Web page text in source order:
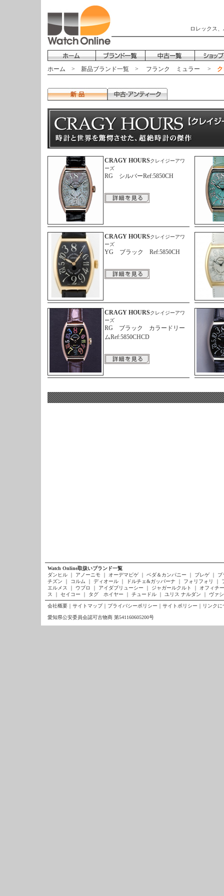
ロレックス
ホーム > 新品ブランド一覧 > フランク ミュラー >
CRAGY HOURSクレイジーアワ
ーズ
RG シルバーRef:5850CH
CRAGY HOURSクレイジーアワ
ーズ
YG ブラック Ref:5850CH
CRAGY HOURSクレイジーアワ
ーズ
RG ブラック カラードリー
ムRef:5850CHCD
Watch Online取扱いブランド一覧
ダンヒル
｜ アノーニモ ｜ オーデマピゲ ｜ ベダ＆カンパニー ｜ ブレゲ ｜
ブ
チズン
｜ コルム ｜ ディオール ｜ ドルチェ&ガッバーナ ｜ フォリフォリ ｜
エルメス
｜ ウブロ ｜ アイダブリューシー ｜ ジャガールクルト ｜
オフィチ
ス
｜ セイコー ｜ タグ ホイヤー ｜ チュードル ｜ ユリス ナルダン ｜ ヴァ
会社概要 ｜ サイトマップ｜ プライバシーポリシー ｜ サイトポリシー ｜ リンクに
愛知県公安委員会認可古物商 第541160605200号